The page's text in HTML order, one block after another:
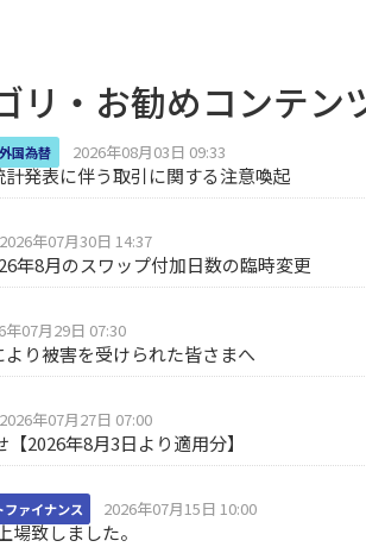
リ・お勧めコンテン
外国為替 2026年08月03日 09:33
発表に伴う取引に関する注意喚起
2026年07月30日 14:37
年8月のスワップ付加日数の臨時変更
年07月29日 07:30
り被害を受けられた皆さまへ
2026年07月27日 07:00
2026年8月3日より適用分】
ファイナンス 2026年07月15日 10:00
致しました。